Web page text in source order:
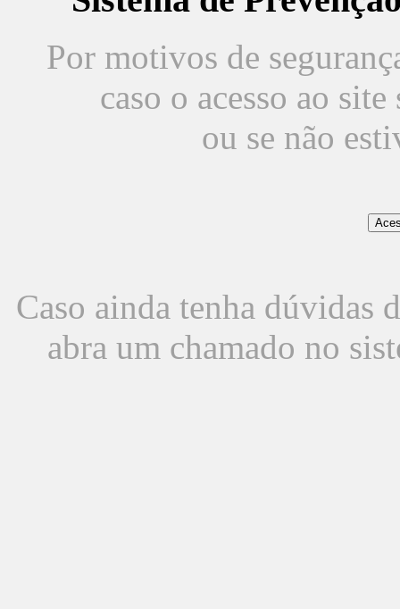
Por motivos de
caso o acesso ao
ou se não
Caso ainda tenha dúvidas
abra um chamado no